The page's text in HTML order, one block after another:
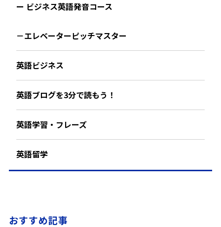
ー ビジネス英語発音コース
－エレベーターピッチマスター
英語ビジネス
英語ブログを3分で読もう！
英語学習・フレーズ
英語留学
おすすめ記事